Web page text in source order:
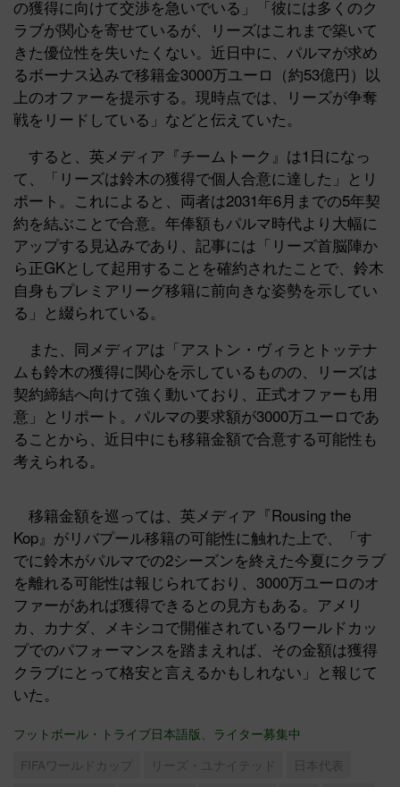
の獲得に向けて交渉を急いでいる」「彼には多くのク
ラブが関心を寄せているが、リーズはこれまで築いて
きた優位性を失いたくない。近日中に、パルマが求め
るボーナス込みで移籍金3000万ユーロ（約53億円）以
上のオファーを提示する。現時点では、リーズが争奪
戦をリードしている」などと伝えていた。
すると、英メディア『チームトーク』は1日になっ
て、「リーズは鈴木の獲得で個人合意に達した」とリ
ポート。これによると、両者は2031年6月までの5年契
約を結ぶことで合意。年俸額もパルマ時代より大幅に
アップする見込みであり、記事には「リーズ首脳陣か
ら正GKとして起用することを確約されたことで、鈴木
自身もプレミアリーグ移籍に前向きな姿勢を示してい
る」と綴られている。
また、同メディアは「アストン・ヴィラとトッテナ
ムも鈴木の獲得に関心を示しているものの、リーズは
契約締結へ向けて強く動いており、正式オファーも用
意」とリポート。パルマの要求額が3000万ユーロであ
ることから、近日中にも移籍金額で合意する可能性も
考えられる。
移籍金額を巡っては、英メディア『Rousing the
Kop』がリバプール移籍の可能性に触れた上で、「す
でに鈴木がパルマでの2シーズンを終えた今夏にクラブ
を離れる可能性は報じられており、3000万ユーロのオ
ファーがあれば獲得できるとの見方もある。アメリ
カ、カナダ、メキシコで開催されているワールドカッ
プでのパフォーマンスを踏まえれば、その金額は獲得
クラブにとって格安と言えるかもしれない」と報じて
いた。
フットボール・トライブ日本語版、ライター募集中
FIFAワールドカップ リーズ・ユナイテッド
日本代表